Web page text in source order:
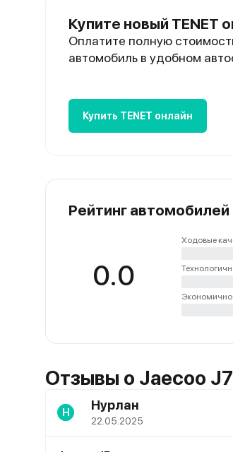
Купите новый TENET
Оплатите полную
автомобиль в удобном
Купить TENET онлайн
Рейтинг
0.0
Ходовые
Отзывы о Jaecoo J7
Н Нурлан
22.05.2025